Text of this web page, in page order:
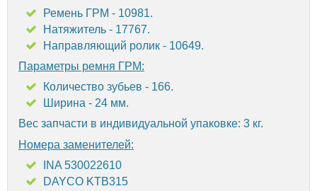
Ремень ГРМ - 10981.
Натяжитель - 17767.
Направляющий ролик - 10649.
Параметры ремня ГРМ:
Количество зубьев - 166.
Ширина - 24 мм.
Вес запчасти в индивидуальной упаковке: 3 кг.
Номера заменителей:
INA 530022610
DAYCO KTB315